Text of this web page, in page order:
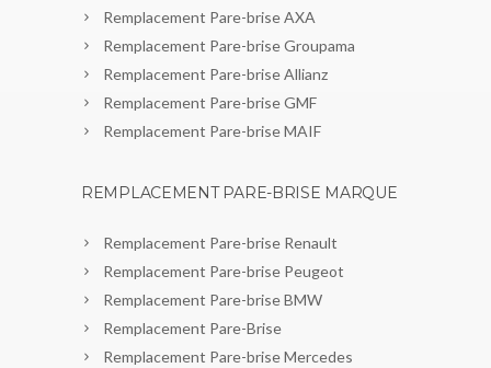
Remplacement Pare-brise AXA
Remplacement Pare-brise Groupama
Remplacement Pare-brise Allianz
Remplacement Pare-brise GMF
Remplacement Pare-brise MAIF
REMPLACEMENT PARE-BRISE MARQUE
Remplacement Pare-brise Renault
Remplacement Pare-brise Peugeot
Remplacement Pare-brise BMW
Remplacement Pare-Brise
Remplacement Pare-brise Mercedes